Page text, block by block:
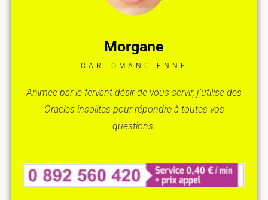
Morgane
CARTOMANCIENNE
Animée par le fervant désir de vous servir, j’utilise des
Oracles insolites pour répondre à toutes vos
questions.